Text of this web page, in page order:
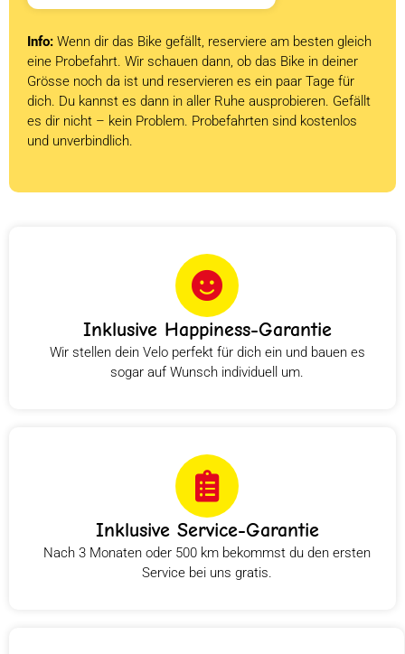
Info: Wenn dir das Bike gefällt, reserviere am besten gleich
eine Probefahrt. Wir schauen dann, ob das Bike in deiner
Grösse noch da ist und reservieren es ein paar Tage für
dich. Du kannst es dann in aller Ruhe ausprobieren. Gefällt
es dir nicht – kein Problem. Probefahrten sind kostenlos
und unverbindlich.
Inklusive Happiness-Garantie
Wir stellen dein Velo perfekt für dich ein und bauen es
sogar auf Wunsch individuell um.
Inklusive Service-Garantie
Nach 3 Monaten oder 500 km bekommst du den ersten
Service bei uns gratis.